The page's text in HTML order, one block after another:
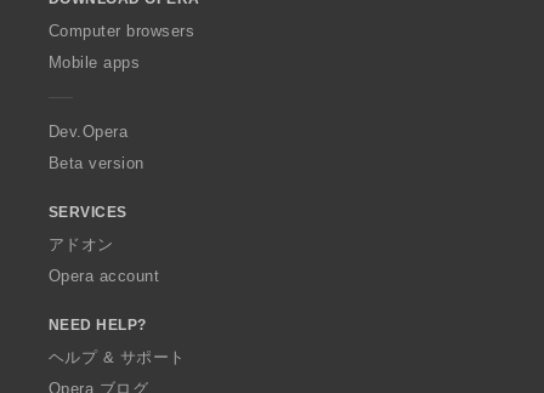
w
O
p
a
Computer browsers
Mobile apps
Dev.Opera
Beta version
SERVICES
アドオン
Opera account
NEED HELP?
ヘルプ & サポート
Opera ブログ